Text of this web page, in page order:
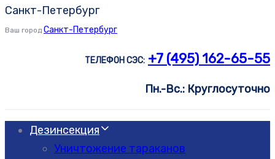
Санкт-Петербург
Ваш город Санкт-Петербург
ТЕЛЕФОН СЭС: +7 (495) 162-65-55
Пн.-Вс.: Круглосуточно
Дезинсекция
Уничтожение тараканов